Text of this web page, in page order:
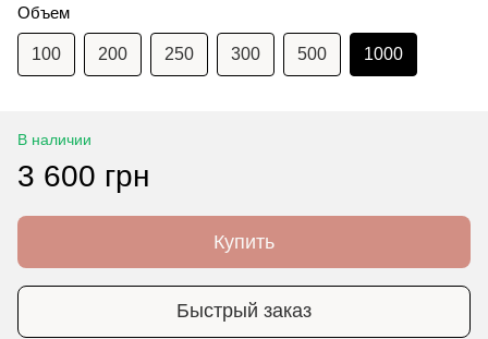
Объем
100 200 250 300 500 1000
В наличии
3 600 грн
Купить
Быстрый заказ